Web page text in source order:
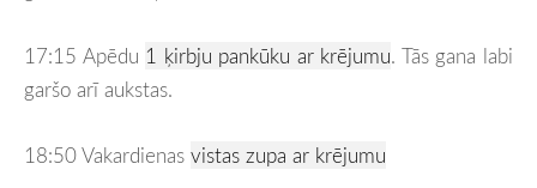
17:15 Apēdu 1 ķirbju pankūku ar krējumu. Tās gana labi
garšo arī aukstas.
18:50 Vakardienas vistas zupa ar krējumu